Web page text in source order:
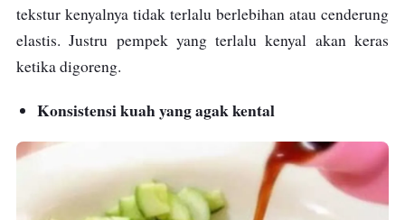
tekstur kenyalnya tidak terlalu berlebihan atau cenderung
elastis. Justru pempek yang terlalu kenyal akan keras
ketika digoreng.
Konsistensi kuah yang agak kental